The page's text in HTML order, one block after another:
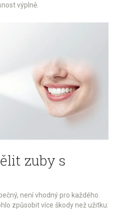
výplně.
zuby s
není vhodný pro každého.
způsobit více škody než užitku: